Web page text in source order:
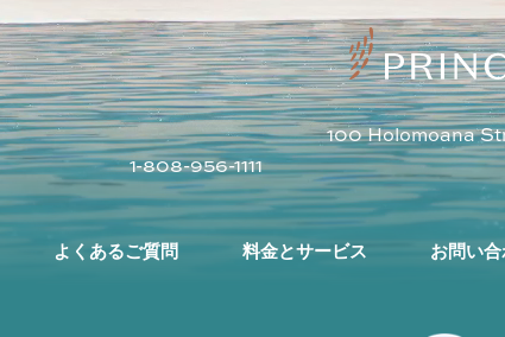
100 Holomoana
1-808-956-1111
よくあるご質問 料金とサービス お問い